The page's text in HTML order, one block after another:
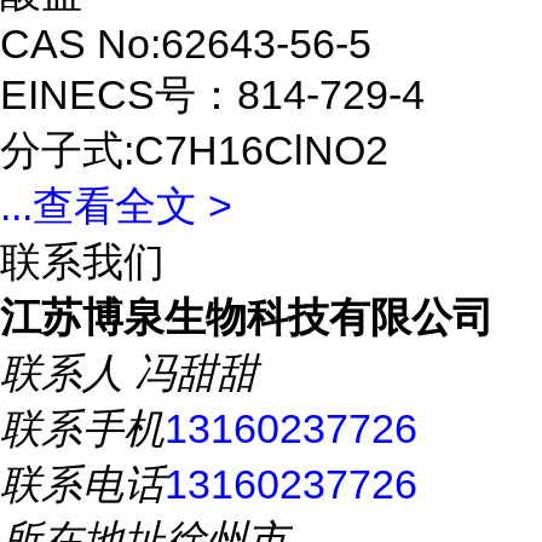
CAS No:62643-56-5
EINECS号：814-729-4
分子式:C7H16ClNO2
...查看全文 >
联系我们
江苏博泉生物科技有限公司
联系人 冯甜甜
联系手机13160237726
联系电话13160237726